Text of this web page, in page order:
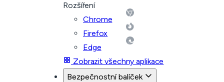
Rozšíření
Chrome
Firefox
Edge
Zobrazit všechny aplikace
Bezpečnostní balíček